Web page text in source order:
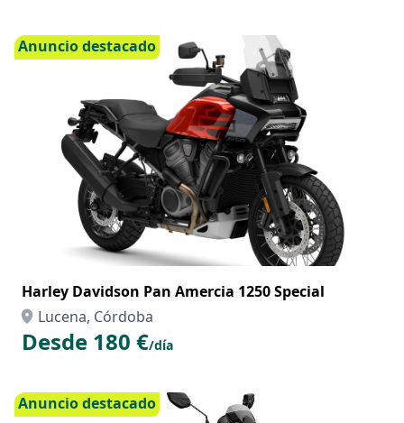
Anuncio destacado
Harley Davidson Pan Amercia 1250 Special
Lucena, Córdoba
Desde 180 €/día
Anuncio destacado